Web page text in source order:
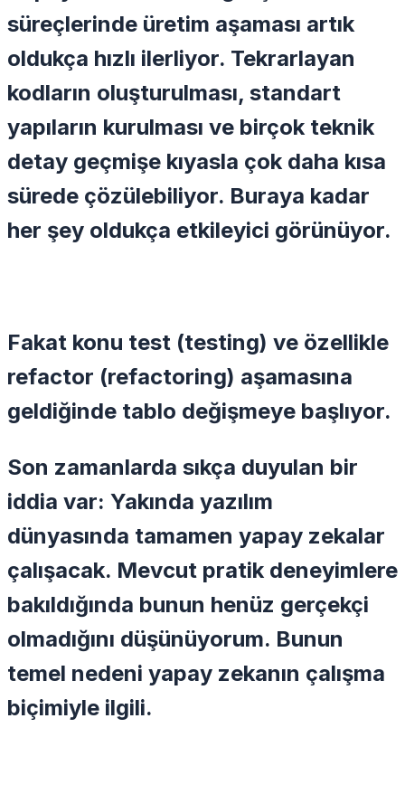
süreçlerinde üretim aşaması artık
oldukça hızlı ilerliyor. Tekrarlayan
kodların oluşturulması, standart
yapıların kurulması ve birçok teknik
detay geçmişe kıyasla çok daha kısa
sürede çözülebiliyor. Buraya kadar
her şey oldukça etkileyici görünüyor.
Fakat konu test (testing) ve özellikle
refactor (refactoring) aşamasına
geldiğinde tablo değişmeye başlıyor.
Son zamanlarda sıkça duyulan bir
iddia var: Yakında yazılım
dünyasında tamamen yapay zekalar
çalışacak. Mevcut pratik deneyimlere
bakıldığında bunun henüz gerçekçi
olmadığını düşünüyorum. Bunun
temel nedeni yapay zekanın çalışma
biçimiyle ilgili.